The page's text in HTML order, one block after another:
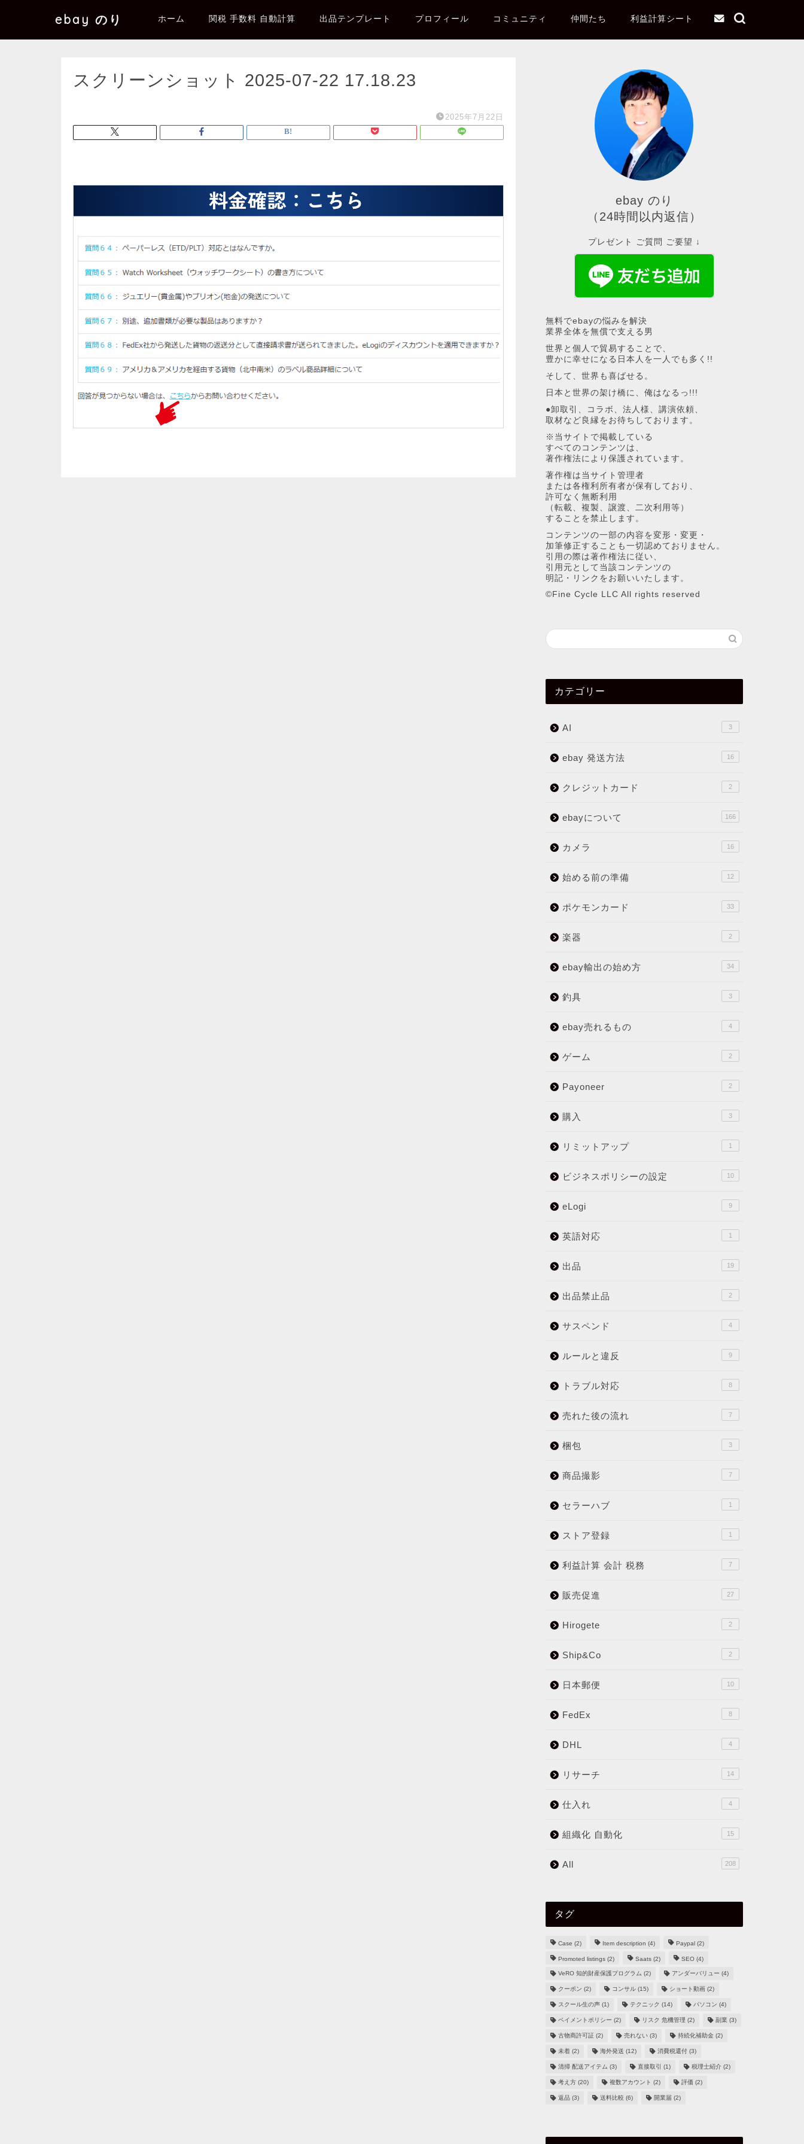
ebay のり ホーム 関税 手数料 自動計算 出品テンプレート プロフィール コミュニティ 仲間たち 利益計算シート
スクリーンショット 2025-07-22 17.18.23
2025年7月22日
ebay のり
（24時間以内返信）
プレゼント ご質問 ご要望 ↓
無料でebayの悩みを解決
業界全体を無償で支える男
世界と個人で貿易することで、
豊かに幸せになる日本人を一人でも多く!!
そして、世界も喜ばせる。
日本と世界の架け橋に、俺はなるっ!!!
●卸取引、コラボ、法人様、講演依頼、
取材など良縁をお待ちしております。
※当サイトで掲載している
すべてのコンテンツは、
著作権法により保護されています。
著作権は当サイト管理者
または各権利所有者が保有しており、
許可なく無断利用
（転載、複製、譲渡、二次利用等）
することを禁止します。
コンテンツの一部の内容を変形・変更・
加筆修正することも一切認めておりません。
引用の際は著作権法に従い、
引用元として当該コンテンツの
明記・リンクをお願いいたします。
©︎Fine Cycle LLC All rights reserved
カテゴリー
AI 3
ebay 発送方法 16
クレジットカード 2
ebayについて 166
カメラ 16
始める前の準備 12
ポケモンカード 33
楽器 2
ebay輸出の始め方 34
釣具 3
ebay売れるもの 4
ゲーム 2
Payoneer 2
購入 3
リミットアップ 1
ビジネスポリシーの設定 10
eLogi 9
英語対応 1
出品 19
出品禁止品 2
サスペンド 4
ルールと違反 9
トラブル対応 8
売れた後の流れ 7
梱包 3
商品撮影 7
セラーハブ 1
ストア登録 1
利益計算 会計 税務 7
販売促進 27
Hirogete 2
Ship&Co 2
日本郵便 10
FedEx 8
DHL 4
リサーチ 14
仕入れ 4
組織化 自動化 15
All 208
タグ
Case (2) Item description (4) Paypal(2)
Promoted listings(2) Saats(2) SEO(4)
VeRO 知的財産保護プログラム (2) アンダーバリュー (4)
クーポン (2) コンサル(15) ショート動画(2)
スクール生の声(1) テクニック (14) パソコン (4)
ペイメントポリシー (2) リスク 危機管理 (2) 副業 (3)
古物商許可証(2) 売れない(3) 持続化補助金(2)
未着(2) 海外発送 (12) 消費税還付(3)
清掃 配送アイテム (3) 直接取引 (1) 税理士紹介(2)
考え方(20) 複数アカウント (2) 評価 (2)
返品(3) 送料比較 (6) 開業届 (2)